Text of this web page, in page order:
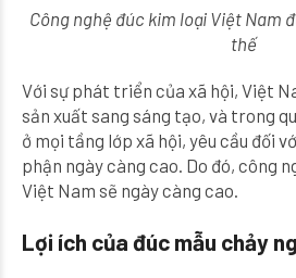
Công nghệ đúc kim loại Việt Nam
thế
Với sự phát triển của xã hội, Việt
sản xuất sang sáng tạo, và trong
ở mọi tầng lớp xã hội, yêu cầu đối
phận ngày càng cao. Do đó, công
Việt Nam sẽ ngày càng cao.
Lợi ích của đúc mẫu chảy